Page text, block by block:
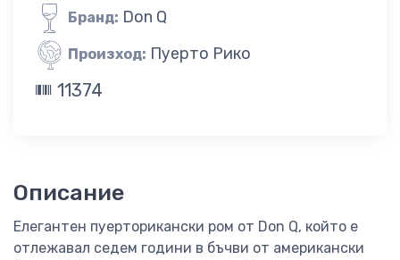
Бранд: Don Q
Произход: Пуерто Рико
11374
Описание
Елегантен пуерторикански ром от Don Q, който е
отлежавал седем години в бъчви от американски